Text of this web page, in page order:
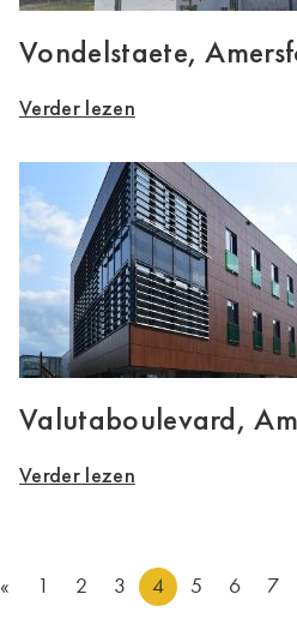
Vondelstaete,
Verder lezen
Valutaboulevard,
Verder lezen
« 1 2 3 4 5 6 7